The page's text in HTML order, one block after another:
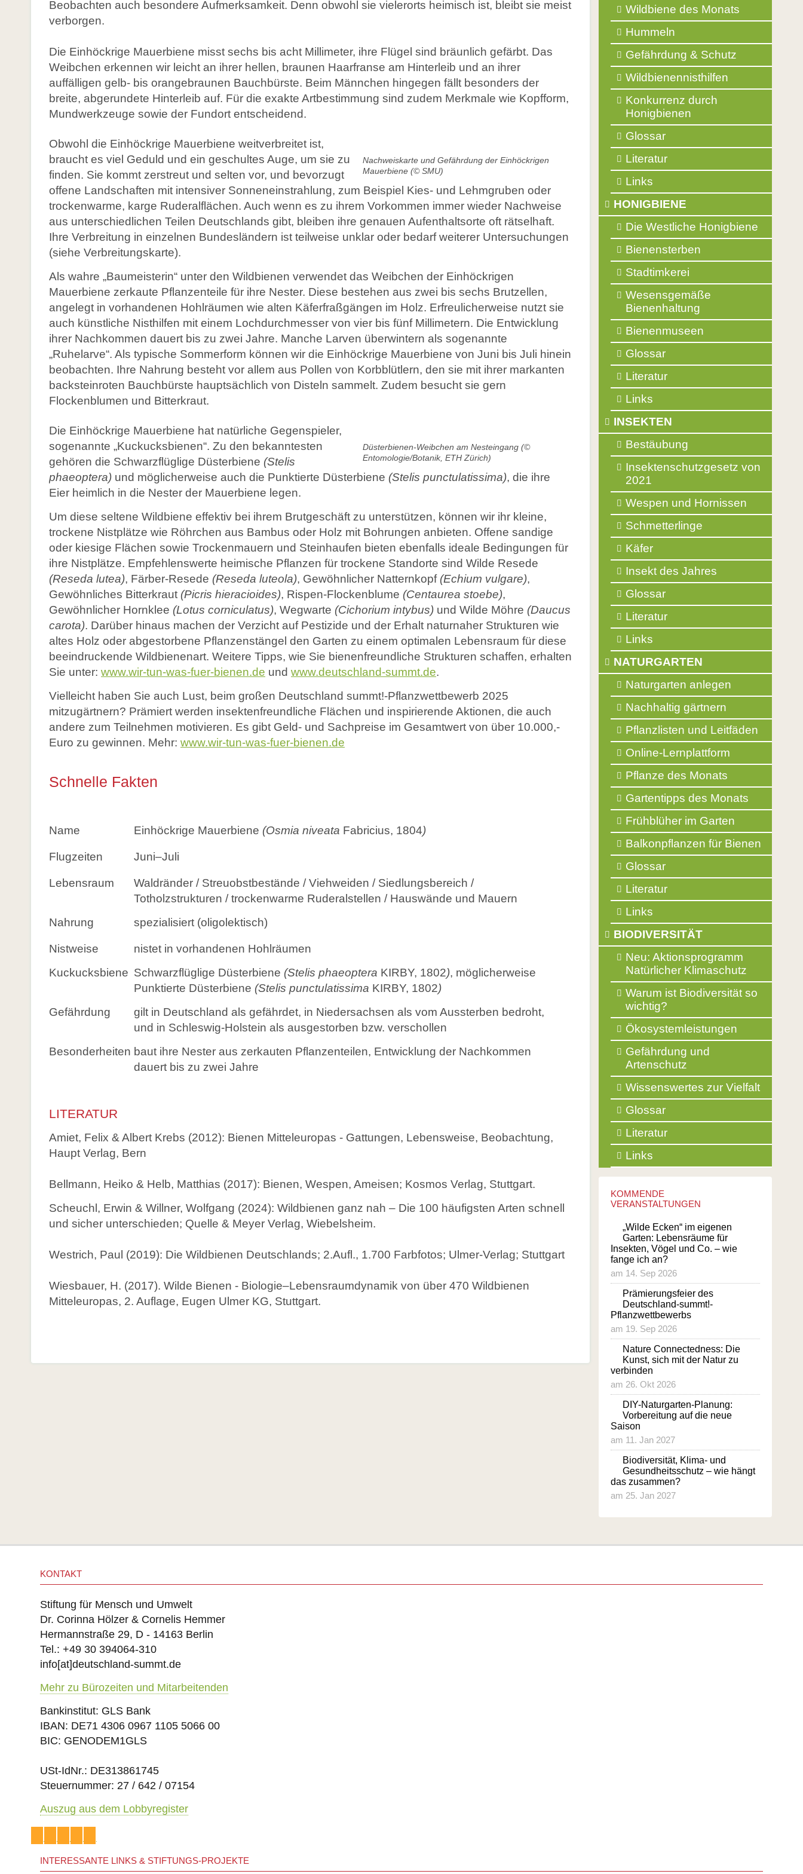
durch Honigbienen
Links
Literatur
Balkonpflanzen für Bienen
Glossar
Literatur
Links
Aktionsprogramm Natürlicher Klimaschutz
ist Biodiversität so wichtig?
und Artenschutz
zur Vielfalt
Beobachten auch besondere Aufmerksamkeit. Denn obwohl sie vielerorts heimisch ist, bleibt sie meist
verborgen.
Die Einhöckrige Mauerbiene misst sechs bis acht Millimeter, ihre Flügel sind bräunlich gefärbt. Das
Weib­chen erkennen wir leicht an ihrer hellen, braunen Haarfranse am Hinterleib und an ihrer
auffälligen gelb- bis orangebraunen Bauchbürste. Beim Männchen hingegen fällt besonders der
breite, abgerundete Hinterleib auf. Für die exakte Artbestimmung sind zudem Merkmale wie Kopfform,
Mundwerkzeuge sowie der Fundort entscheidend.
Nachweiskarte und Gefährdung der Einhöckrigen
Mauerbiene (© SMU)
Obwohl die Einhöckrige Mauerbiene weitverbreitet ist,
braucht es viel Geduld und ein geschultes Auge, um sie zu
finden. Sie kommt zerstreut und selten vor, und bevorzugt
offene Landschaften mit intensiver Sonnen­einstrahlung, zum Beispiel Kies- und Lehmgruben oder
trockenwarme, karge Ruderalflächen. Auch wenn es zu ihrem Vorkommen immer wieder Nachweise
aus unterschiedlichen Teilen Deutschlands gibt, bleiben ihre genauen Aufenthaltsorte oft rätselhaft.
Ihre Verbreitung in einzelnen Bundesländern ist teilweise unklar oder bedarf weiterer Untersuchungen
(siehe Verbreitungskarte).
Als wahre „Baumeisterin“ unter den Wildbienen verwendet das Weibchen der Einhöckrigen
Mauerbiene zerkaute Pflanzenteile für ihre Nester. Diese bestehen aus zwei bis sechs Brutzellen,
angelegt in vorhande­nen Hohlräumen wie alten Käferfraßgängen im Holz. Erfreulicherweise nutzt sie
auch künstliche Nisthilfen mit einem Lochdurchmesser von vier bis fünf Millimetern. Die Entwicklung
ihrer Nachkommen dauert bis zu zwei Jahre. Manche Larven überwintern als sogenannte
„Ruhelarve“. Als typische Sommerform können wir die Einhöckrige Mauerbiene von Juni bis Juli hinein
beobachten. Ihre Nahrung besteht vor allem aus Pollen von Korbblütlern, den sie mit ihrer markanten
backsteinroten Bauchbürste hauptsächlich von Disteln sammelt. Zudem besucht sie gern
Flockenblumen und Bitterkraut.
Düsterbienen-Weibchen am Nesteingang (©
Entomologie/Botanik, ETH Zürich)
Die Einhöckrige Mauerbiene hat natürliche Gegenspieler,
sogenannte „Kuckucksbienen“. Zu den bekann­testen
gehören die Schwarzflüglige Düsterbiene (Stelis
phaeoptera) und möglicherweise auch die Punktierte Düsterbiene (Stelis punctulatissima), die ihre
Eier heimlich in die Nester der Mauerbiene legen.
Um diese seltene Wildbiene effektiv bei ihrem Brutgeschäft zu unterstützen, können wir ihr kleine,
trockene Nistplätze wie Röhrchen aus Bambus oder Holz mit Bohrungen anbieten. Offene sandige
oder kiesige Flächen sowie Trockenmauern und Steinhaufen bieten ebenfalls ideale Bedingungen für
ihre Nistplätze. Empfehlenswerte heimische Pflanzen für trockene Standorte sind Wilde Resede
(Reseda lutea), Färber-Resede (Reseda luteola), Gewöhnlicher Natternkopf (Echium vulgare),
Gewöhnliches Bitterkraut (Picris hieracioides), Rispen-Flockenblume (Centaurea stoebe),
Gewöhnlicher Hornklee (Lotus corniculatus), Wegwarte (Cichorium intybus) und Wilde Möhre (Daucus
carota). Darüber hinaus machen der Verzicht auf Pestizide und der Erhalt naturnaher Strukturen wie
altes Holz oder abgestorbene Pflanzenstängel den Garten zu einem optimalen Lebensraum für diese
beeindruckende Wildbienenart. Weitere Tipps, wie Sie bienenfreundliche Strukturen schaffen, erhalten
Sie unter: www.wir-tun-was-fuer-bienen.de und www.deutschland-summt.de.
Vielleicht haben Sie auch Lust, beim großen Deutschland summt!-Pflanzwettbewerb 2025
mitzugärtnern? Prämiert werden insektenfreundliche Flächen und inspirierende Aktionen, die auch
andere zum Teilnehmen motivieren. Es gibt Geld- und Sachpreise im Gesamtwert von über 10.000,-
Euro zu gewinnen. Mehr: www.wir-tun-was-fuer-bienen.de
Schnelle Fakten
Name Einhöckrige Mauerbiene (Osmia niveata Fabricius, 1804)
Flugzeiten Juni–Juli
Lebensraum
Waldränder / Streuobstbestände / Viehweiden / Siedlungsbereich /
Totholzstrukturen / trockenwarme Ruderalstellen / Hauswände und Mauern
Nahrung
spezialisiert (oligolektisch)
Nistweise
nistet in vorhandenen Hohlräumen
Kuckucksbiene Schwarzflüglige Düsterbiene (Stelis phaeoptera KIRBY, 1802), möglicherweise
Punktierte Düsterbiene (Stelis punctulatissima KIRBY, 1802)
Gefährdung
gilt in Deutschland als gefährdet, in Niedersachsen als vom Aussterben bedroht,
und in Schleswig-Holstein als ausgestorben bzw. verschollen
Besonderheiten baut ihre Nester aus zerkauten Pflanzenteilen, Entwicklung der Nachkommen
dauert bis zu zwei Jahre
LITERATUR
Amiet, Felix & Albert Krebs (2012): Bienen Mitteleuropas - Gattungen, Lebensweise, Beobachtung,
Haupt Verlag, Bern
Bellmann, Heiko & Helb, Matthias (2017): Bienen, Wespen, Ameisen; Kosmos Verlag, Stuttgart.
Scheuchl, Erwin & Willner, Wolfgang (2024): Wildbienen ganz nah – Die 100 häufigsten Arten schnell
und sicher unterschieden; Quelle & Meyer Verlag, Wiebelsheim.
Westrich, Paul (2019): Die Wildbienen Deutschlands; 2.Aufl., 1.700 Farbfotos; Ulmer-Verlag; Stuttgart
Wiesbauer, H. (2017). Wilde Bienen - Biologie–Lebensraumdynamik von über 470 Wildbienen
Mitteleuropas, 2. Auflage, Eugen Ulmer KG, Stuttgart.
Wildbiene des Monats
Hummeln
Gefährdung & Schutz
Wildbienennisthilfen
Konkurrenz durch
Honigbienen
Glossar
Literatur
Links
HONIGBIENE
Die Westliche Honigbiene
Bienensterben
Stadtimkerei
Wesensgemäße
Bienenhaltung
Bienenmuseen
Glossar
Literatur
Links
INSEKTEN
Bestäubung
Insektenschutzgesetz von
2021
Wespen und Hornissen
Schmetterlinge
Käfer
Insekt des Jahres
Glossar
Literatur
Links
NATURGARTEN
Naturgarten anlegen
Nachhaltig gärtnern
Pflanzlisten und Leitfäden
Online-Lernplattform
Pflanze des Monats
Gartentipps des Monats
Frühblüher im Garten
Balkonpflanzen für Bienen
Glossar
Literatur
Links
BIODIVERSITÄT
Neu: Aktionsprogramm
Natürlicher Klimaschutz
Warum ist Biodiversität so
wichtig?
Ökosystemleistungen
Gefährdung und
Artenschutz
Wissenswertes zur Vielfalt
Glossar
Literatur
Links
KOMMENDE
VERANSTALTUNGEN
„Wilde Ecken“ im eigenen
Garten: Lebensräume für
Insekten, Vögel und Co. – wie
fange ich an?
am 14. Sep 2026
Prämierungsfeier des
Deutschland-summt!-
Pflanzwettbewerbs
am 19. Sep 2026
Nature Connectedness: Die
Kunst, sich mit der Natur zu
verbinden
am 26. Okt 2026
DIY-Naturgarten-Planung:
Vorbereitung auf die neue
Saison
am 11. Jan 2027
Biodiversität, Klima- und
Gesundheitsschutz – wie hängt
das zusammen?
am 25. Jan 2027
KONTAKT
Stiftung für Mensch und Umwelt
Dr. Corinna Hölzer & Cornelis Hemmer
Hermannstraße 29, D - 14163 Berlin
Tel.: +49 30 394064-310
info[at]deutschland-summt.de
Mehr zu Bürozeiten und Mitarbeitenden
Bankinstitut: GLS Bank
IBAN: DE71 4306 0967 1105 5066 00
BIC: GENODEM1GLS
USt-IdNr.: DE313861745
Steuernummer: 27 / 642 / 07154
Auszug aus dem Lobbyregister
INTERESSANTE LINKS & STIFTUNGS-PROJEKTE